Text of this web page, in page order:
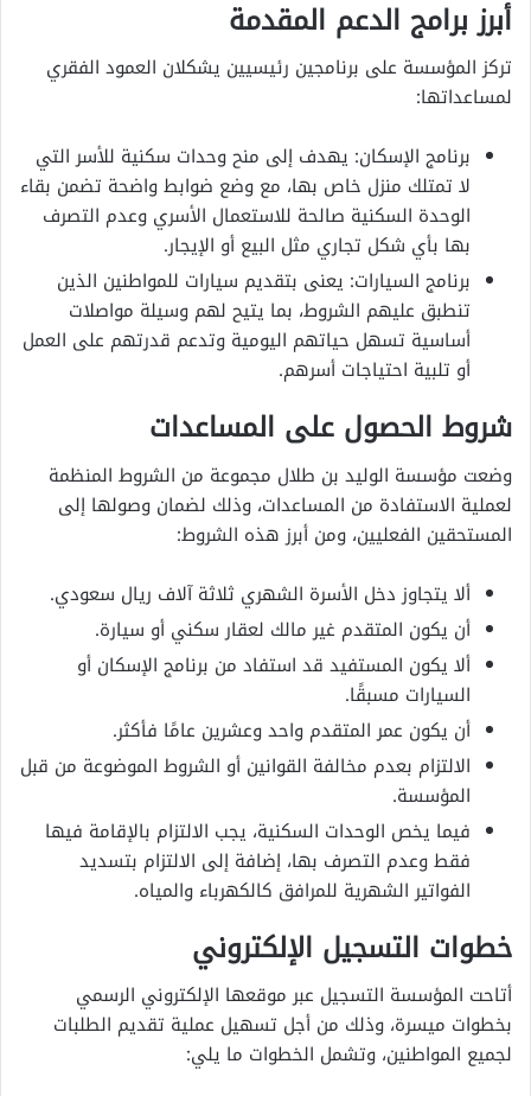
أبرز برامج الدعم المقدمة
تركز المؤسسة على برنامجين رئيسيين يشكلان العمود الفقري
لمساعداتها:
برنامج الإسكان: يهدف إلى منح وحدات سكنية للأسر التي
لا تمتلك منزل خاص بها، مع وضع ضوابط واضحة تضمن بقاء
الوحدة السكنية صالحة للاستعمال الأسري وعدم التصرف
بها بأي شكل تجاري مثل البيع أو الإيجار.
برنامج السيارات: يعنى بتقديم سيارات للمواطنين الذين
تنطبق عليهم الشروط، بما يتيح لهم وسيلة مواصلات
أساسية تسهل حياتهم اليومية وتدعم قدرتهم على العمل
أو تلبية احتياجات أسرهم.
شروط الحصول على المساعدات
وضعت مؤسسة الوليد بن طلال مجموعة من الشروط المنظمة
لعملية الاستفادة من المساعدات، وذلك لضمان وصولها إلى
المستحقين الفعليين، ومن أبرز هذه الشروط:
ألا يتجاوز دخل الأسرة الشهري ثلاثة آلاف ريال سعودي.
أن يكون المتقدم غير مالك لعقار سكني أو سيارة.
ألا يكون المستفيد قد استفاد من برنامج الإسكان أو
السيارات مسبقًا.
أن يكون عمر المتقدم واحد وعشرين عامًا فأكثر.
الالتزام بعدم مخالفة القوانين أو الشروط الموضوعة من قبل
المؤسسة.
فيما يخص الوحدات السكنية، يجب الالتزام بالإقامة فيها
فقط وعدم التصرف بها، إضافة إلى الالتزام بتسديد
الفواتير الشهرية للمرافق كالكهرباء والمياه.
خطوات التسجيل الإلكتروني
أتاحت المؤسسة التسجيل عبر موقعها الإلكتروني الرسمي
بخطوات ميسرة، وذلك من أجل تسهيل عملية تقديم الطلبات
لجميع المواطنين، وتشمل الخطوات ما يلي: